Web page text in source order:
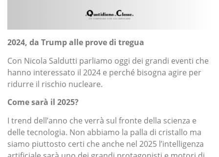
2024, da Trump alle prove di tregua
Con Nicola Saldutti parliamo oggi dei grandi eventi che
hanno interessato il 2024 e perché bisogna agire per
ridurre il rischio nucleare.
Come sarà il 2025?
I trend dell’anno che verrà sul fronte della scienza e
delle tecnologia. Non abbiamo la palla di cristallo ma
siamo piuttosto certi che anche nel 2025 l’intelligenza